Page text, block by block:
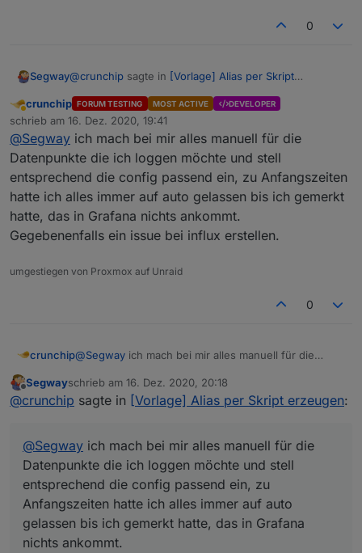
0
Segway@crunchip sagte in [Vorlage] Alias per Skript
@paul53weiss nicht, ob wir das gleiche meinen.
In der Config, siehe meinem screen, steht
speichern als...auf
number, hab ich mauell so
angelegt, default ist da aber autohinterlegt und
sollte den DP eigentlich richtig erkennen, was
eben zu dem Problem führt, das influx nicht
richtig geschrieben wird und obendrauf,
eben ein nachträgliches ändern nicht
funktioniert, da dadurch der Wert in der Influx
das loggen erst gestoppt werden, der DP in der
"speichern unter"
genau richtig !!!
Beim anlegen steht der Datenpunkt auf AUTO aber
dabei legt Influx dann anscheinend ein Boolean an
und NICHT wie konfiguriert ein number.
Habs grad nochmal probiert ... geht nicht ...ich muss
manuell Hand anlegen und den DP aus der Influx
löschen
Abwesend
crunchip FORUM TESTING MOST ACTIVE DEVELOPER
schrieb am 16. Dez. 2020, 19:41
zuletzt editiert von
@Segway ich mach bei mir alles manuell für die
Datenpunkte die ich loggen möchte und stell
entsprechend die config passend ein, zu Anfangszeiten
hatte ich alles immer auf auto gelassen bis ich gemerkt
hatte, das in Grafana nichts ankommt.
Gegebenenfalls ein issue bei influx erstellen.
umgestiegen von Proxmox auf Unraid
0
crunchip@Segway ich mach bei mir alles manuell für die
entsprechend die config passend ein, zu
Anfangszeiten hatte ich alles immer auf auto
Gegebenenfalls ein issue bei influx erstellen.
Segwayschrieb am 16. Dez. 2020, 20:18
zuletzt editiert von
@crunchip sagte in [Vorlage] Alias per Skript erzeugen:
@Segway ich mach bei mir alles manuell für die
Datenpunkte die ich loggen möchte und stell
entsprechend die config passend ein, zu
Anfangszeiten hatte ich alles immer auf auto
gelassen bis ich gemerkt hatte, das in Grafana
nichts ankommt.